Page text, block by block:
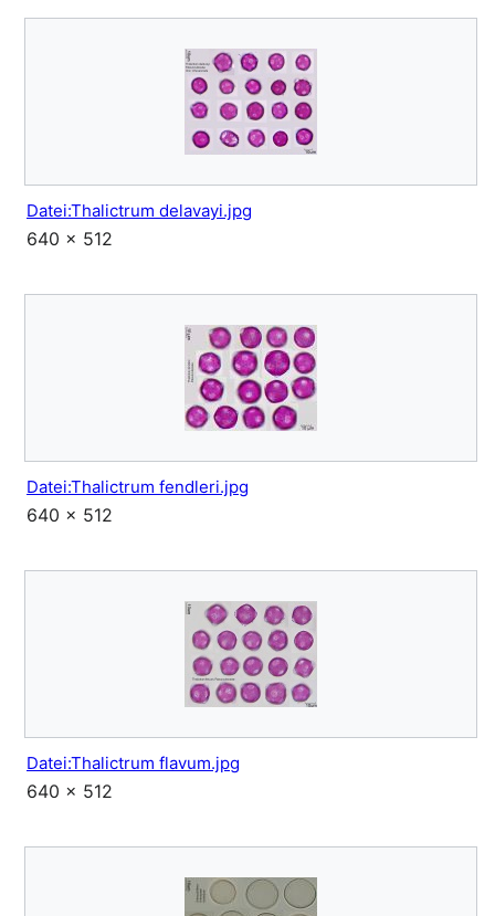
Datei:Thalictrum delavayi.jpg
640 × 512
Datei:Thalictrum fendleri.jpg
640 × 512
Datei:Thalictrum flavum.jpg
640 × 512